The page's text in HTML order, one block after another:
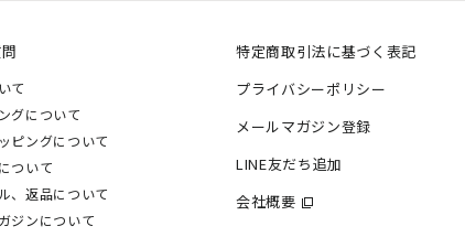
て
グについて
ピングについて
ついて
、返品について
ジンについて
特定商取引法に基づく表記
プライバシーポリシー
メールマガジン登録
LINE友だち追加
会社概要